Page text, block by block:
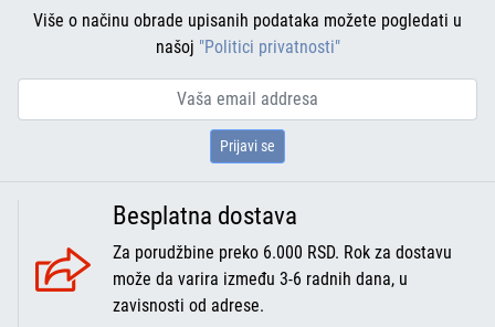
Više o načinu obrade upisanih podataka možete pogledati u
našoj "Politici privatnosti"
Prijavi se
Besplatna dostava
Za porudžbine preko 6.000 RSD. Rok za dostavu
može da varira između 3-6 radnih dana, u
zavisnosti od adrese.